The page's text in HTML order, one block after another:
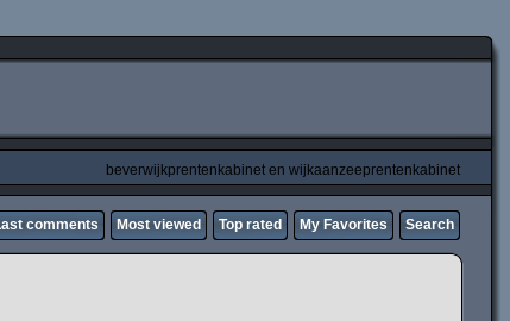
beverwijkprentenkabinet en wijkaanzeeprentenkabinet
comments Most viewed Top rated My Favorites Search